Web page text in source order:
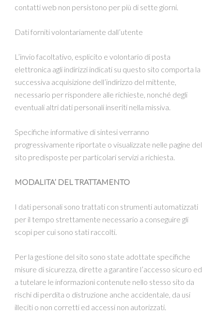
contatti web non persistono per più di sette giorni.
Dati forniti volontariamente dall’utente
L’invio facoltativo, esplicito e volontario di posta
elettronica agli indirizzi indicati su questo sito comporta la
successiva acquisizione dell’indirizzo del mittente,
necessario per rispondere alle richieste, nonché degli
eventuali altri dati personali inseriti nella missiva.
Specifiche informative di sintesi verranno
progressivamente riportate o visualizzate nelle pagine del
sito predisposte per particolari servizi a richiesta.
MODALITA’ DEL TRATTAMENTO
I dati personali sono trattati con strumenti automatizzati
per il tempo strettamente necessario a conseguire gli
scopi per cui sono stati raccolti.
Per la gestione del sito sono state adottate specifiche
misure di sicurezza, dirette a garantire l’accesso sicuro ed
a tutelare le informazioni contenute nello stesso sito da
rischi di perdita o distruzione anche accidentale, da usi
illeciti o non corretti ed accessi non autorizzati.